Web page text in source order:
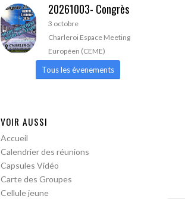
20261003- Congrès
3 octobre
Charleroi Espace Meeting
Européen (CEME)
Tous les évenements
VOIR AUSSI
Accueil
Calendrier des réunions
Capsules Vidéo
Carte des Groupes
Cellule jeune